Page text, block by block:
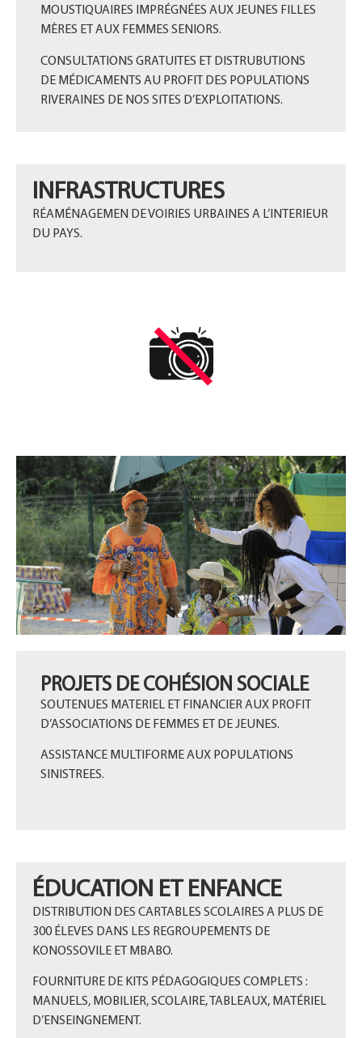
MOUSTIQUAIRES IMPRÉGNÉES AUX JEUNES FILLES
MÈRES ET AUX FEMMES SENIORS.
CONSULTATIONS GRATUITES ET DISTRUBUTIONS
DE MÉDICAMENTS AU PROFIT DES POPULATIONS
RIVERAINES DE NOS SITES D’EXPLOITATIONS.
INFRASTRUCTURES
RÉAMÉNAGEMEN DE VOIRIES URBAINES A L’INTERIEUR
DU PAYS.
PROJETS DE COHÉSION SOCIALE
SOUTENUES MATERIEL ET FINANCIER AUX PROFIT
D’ASSOCIATIONS DE FEMMES ET DE JEUNES.
ASSISTANCE MULTIFORME AUX POPULATIONS
SINISTREES.
ÉDUCATION ET ENFANCE
DISTRIBUTION DES CARTABLES SCOLAIRES A PLUS DE
300 ÉLEVES DANS LES REGROUPEMENTS DE
KONOSSOVILE ET MBABO.
FOURNITURE DE KITS PÉDAGOGIQUES COMPLETS :
MANUELS, MOBILIER, SCOLAIRE, TABLEAUX, MATÉRIEL
D’ENSEINGNEMENT.